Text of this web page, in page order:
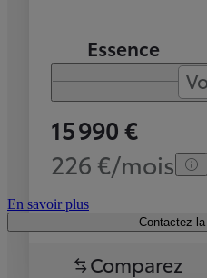
Essence
15 990 €
226 €/mois
En savoir plus
Contactez
Comparez